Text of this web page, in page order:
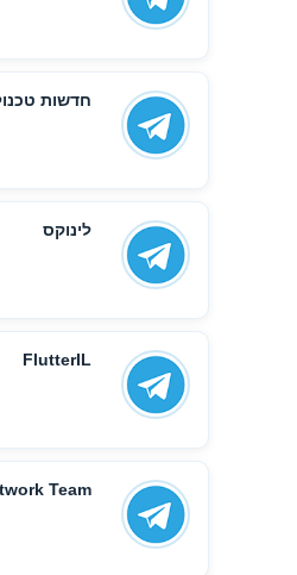
חדשות
לינוקס
FlutterIL
Team